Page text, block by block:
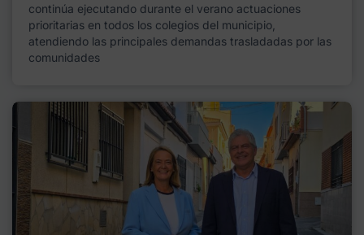
continúa ejecutando durante el verano actuaciones
prioritarias en todos los colegios del municipio,
atendiendo las principales demandas trasladadas por las
comunidades